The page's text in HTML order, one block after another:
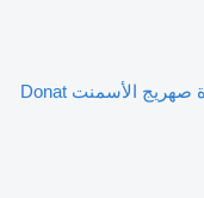
جديد مقطورة صهريج الأسمنت Donat